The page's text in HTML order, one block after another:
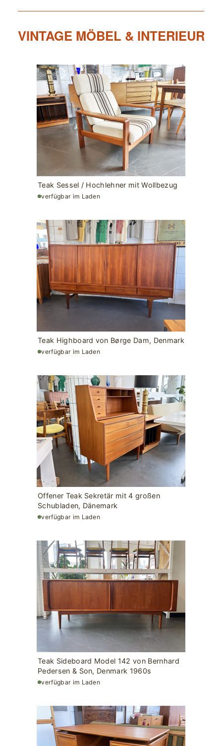
VINTAGE MÖBEL & INTERIEUR
Teak Sessel / Hochlehner mit Wollbezug
verfügbar im Laden
Teak Highboard von Børge Dam, Denmark
verfügbar im Laden
Offener Teak Sekretär mit 4 großen
Schubladen, Dänemark
verfügbar im Laden
Teak Sideboard Model 142 von Bernhard
Pedersen & Son, Denmark 1960s
verfügbar im Laden